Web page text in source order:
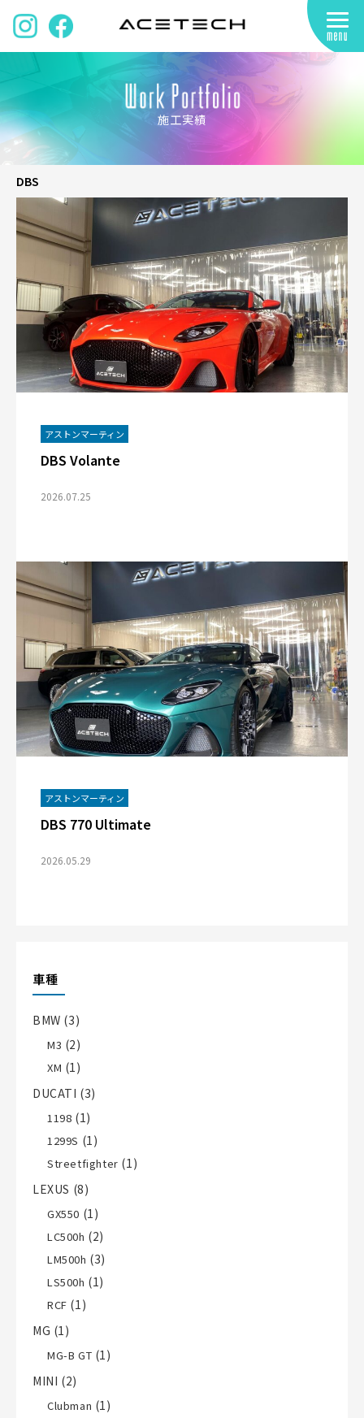
施工実績
DBS
アストンマーティン
DBS Volante
2026.07.25
アストンマーティン
DBS 770 Ultimate
2026.05.29
車種
BMW (3)
M3 (2)
XM (1)
DUCATI (3)
1198 (1)
1299S (1)
Streetfighter (1)
LEXUS (8)
GX550 (1)
LC500h (2)
LM500h (3)
LS500h (1)
RCF (1)
MG (1)
MG-B GT (1)
MINI (2)
Clubman (1)